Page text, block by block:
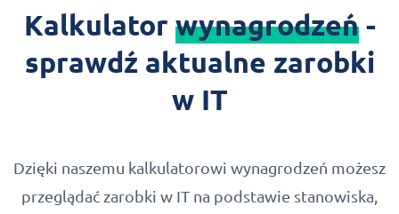
Kalkulator wynagrodzeń-
sprawdź aktualne zarobki
w IT
Dzięki naszemu kalkulatorowi wynagrodzeń możesz
przeglądać zarobki w IT na podstawie stanowiska,